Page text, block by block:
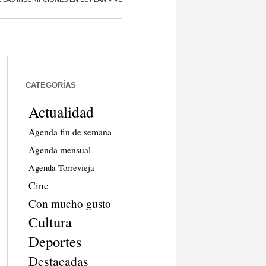
CATEGORÍAS
Actualidad
Agenda fin de semana
Agenda mensual
Agenda Torrevieja
Cine
Con mucho gusto
Cultura
Deportes
Destacadas